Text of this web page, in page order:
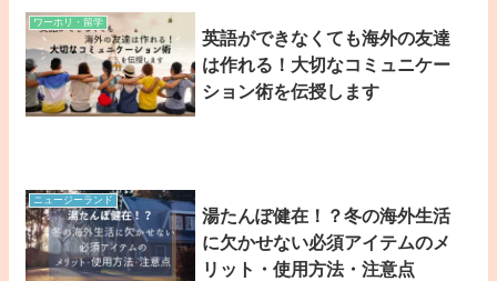
ワーホリ・留学
英語ができなくても海外の友達
は作れる！大切なコミュニケー
ション術を伝授します
ニュージーランド
湯たんぽ健在！？冬の海外生活
に欠かせない必須アイテムのメ
リット・使用方法・注意点